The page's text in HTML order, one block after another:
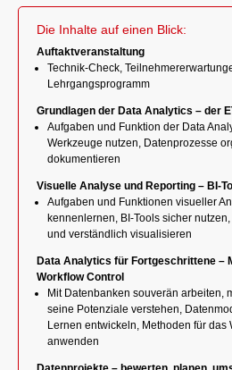
Die Inhalte auf einen Blick:
Auftaktveranstaltung
Technik-Check,
Lehrgangsprogramm
Grundlagen der Data Analytics – der
Aufgaben und Funktion der Data
Werkzeuge nutzen, Datenprozesse
dokumentieren
Visuelle Analyse und Reporting – BI-
Aufgaben und Funktionen visueller
kennenlernen, BI-Tools sicher
und verständlich visualisieren
Data Analytics für Fortgeschrittene –
Workflow Control
Mit Datenbanken souverän arbeiten,
seine Potenziale verstehen,
Lernen entwickeln, Methoden für das
anwenden